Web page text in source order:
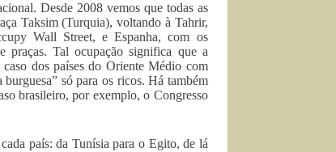
Desde 2008 vemos que todas as
Taksim (Turquia), voltando à Tahrir,
Wall Street, e Espanha, com os
praças. Tal ocupação significa que a
dos países do Oriente Médio com
só para os ricos. Há também
brasileiro, por exemplo, o Congresso
país: da Tunísia para o Egito, de lá